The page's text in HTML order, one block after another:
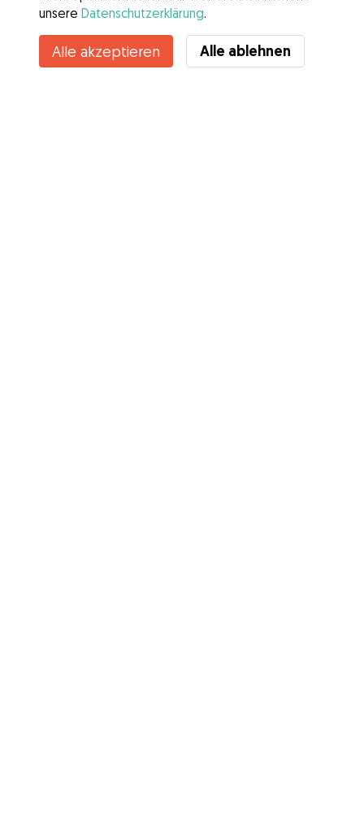
Kontakt
Kennst du die Vorteile von Gudog? Mehr sehen
unsere Datenschutzerklärung.
Alle akzeptieren Alle ablehnen